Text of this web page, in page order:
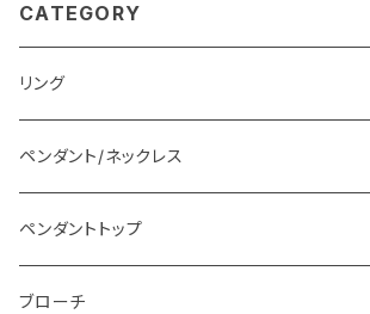
CATEGORY
リング
ペンダント/ネックレス
ペンダントトップ
ブローチ